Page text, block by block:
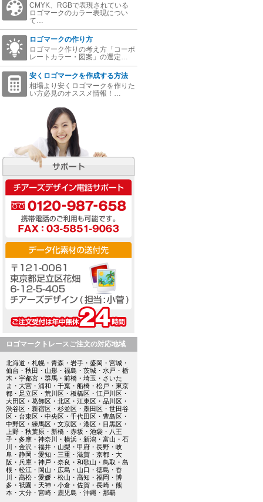
CMYK、RGBで表現されている
ロゴマークのカラー表現につい
て…
ロゴマークの作り方
ロゴマーク作りの考え方「コーポ
レートカラー・図案」の選定…
安くロゴマークを作成する方法
相場より安くロゴマークを作りた
い方必見のオススメ情報！…
ロゴマークトレースご注文の対応地域
北海道・札幌・青森・岩手・盛岡・宮城・
仙台・秋田・山形・福島・茨城・水戸・栃
木・宇都宮・群馬・前橋・埼玉・さいた
ま・大宮・浦和・千葉・船橋・松戸・東京
都・足立区・荒川区・板橋区・江戸川区・
大田区・葛飾区・北区・江東区・品川区・
渋谷区・新宿区・杉並区・墨田区・世田谷
区・台東区・中央区・千代田区・豊島区・
中野区・練馬区・文京区・港区・目黒区・
上野・秋葉原・新橋・赤坂・池袋・八王
子・多摩・神奈川・横浜・新潟・富山・石
川・金沢・福井・山梨・甲府・長野・岐
阜・静岡・愛知・三重・滋賀・京都・大
阪・兵庫・神戸・奈良・和歌山・鳥取・島
根・松江・岡山・広島・山口・徳島・香
川・高松・愛媛・松山・高知・福岡・博
多・祇園・天神・小倉・佐賀・長崎・熊
本・大分・宮崎・鹿児島・沖縄・那覇